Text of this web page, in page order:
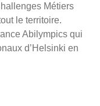
Métiers
le territoire.
Abilympics qui
d’Helsinki en